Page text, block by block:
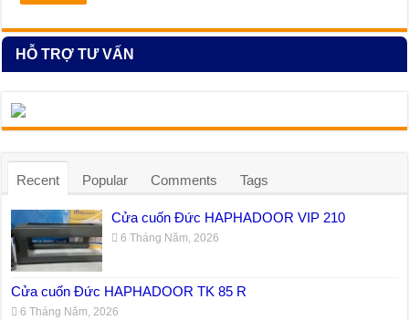
HỖ TRỢ TƯ VẤN
Recent Popular Comments Tags
Cửa cuốn Đức HAPHADOOR VIP 210
6 Tháng Năm, 2026
Cửa cuốn Đức HAPHADOOR TK 85 R
6 Tháng Năm, 2026